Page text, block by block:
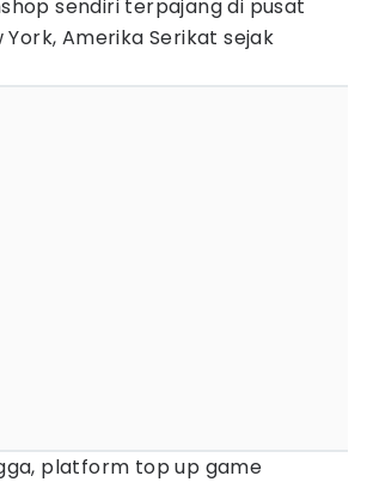
sendiri terpajang di pusat
York, Amerika Serikat sejak
platform top up game